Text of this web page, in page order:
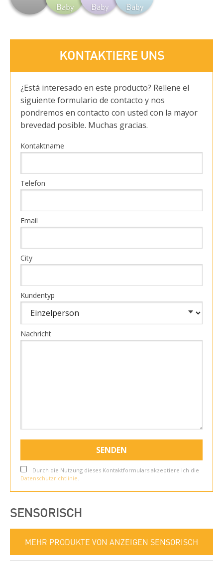
Baby
Baby
Baby
KONTAKTIERE UNS
¿Está interesado en este producto? Rellene el
siguiente formulario de contacto y nos
pondremos en contacto con usted con la mayor
brevedad posible. Muchas gracias.
Kontaktname
Telefon
Email
City
Kundentyp
Nachricht
Durch die Nutzung dieses Kontaktformulars akzeptiere ich die
Datenschutzrichtlinie.
SENSORISCH
MEHR PRODUKTE VON ANZEIGEN SENSORISCH